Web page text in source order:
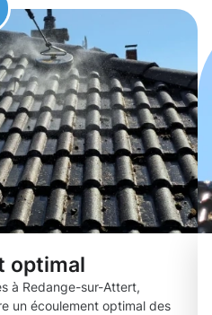
optimal
à Redange-sur-Attert,
un écoulement optimal des